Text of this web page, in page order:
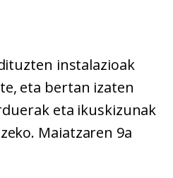
instalazioak
eta bertan izaten
eta ikuskizunak
Maiatzaren 9a